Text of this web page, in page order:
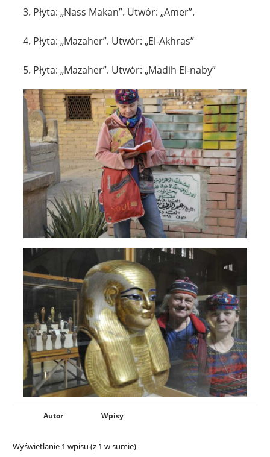
3. Płyta: „Nass Makan”. Utwór: „Amer”.
4. Płyta: „Mazaher”. Utwór: „El-Akhras”
5. Płyta: „Mazaher”. Utwór: „Madih El-naby”
Autor Wpisy
Wyświetlanie 1 wpisu (z 1 w sumie)